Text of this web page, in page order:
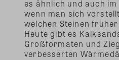
es ähnlich und auch
wenn man sich
welchen Steinen
Heute gibt es
Großformaten und
verbesserten